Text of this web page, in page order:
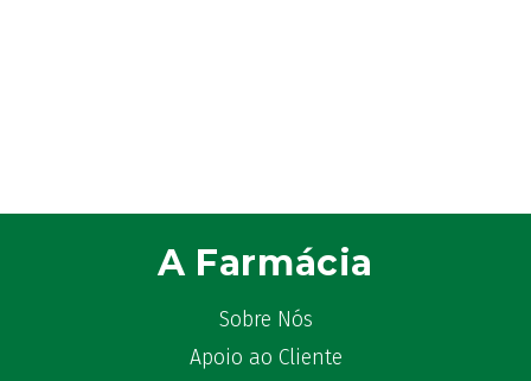
A Farmácia
Sobre Nós
Apoio ao Cliente